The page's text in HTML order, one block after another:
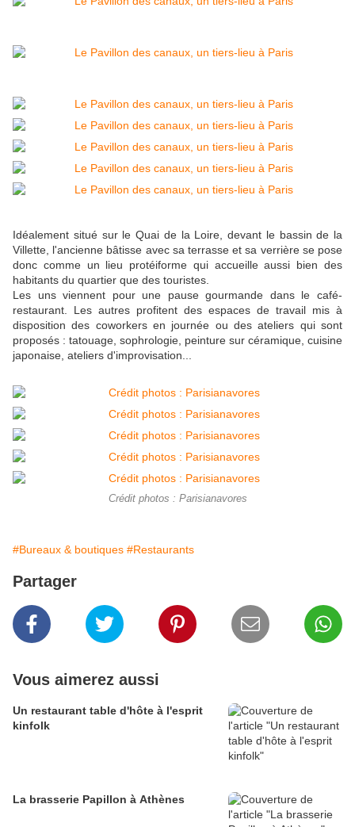
Idéalement situé sur le Quai de la Loire, devant le bassin de la
Villette, l'ancienne bâtisse avec sa terrasse et sa verrière se pose
donc comme un lieu protéiforme qui accueille aussi bien des
habitants du quartier que des touristes.
Les uns viennent pour une pause gourmande dans le café-
restaurant. Les autres profitent des espaces de travail mis à
disposition des coworkers en journée ou des ateliers qui sont
proposés : tatouage, sophrologie, peinture sur céramique, cuisine
japonaise, ateliers d'improvisation...
Crédit photos : Parisianavores
#Bureaux & boutiques #Restaurants
Partager
Vous aimerez aussi
Un restaurant table d'hôte à l'esprit
kinfolk
La brasserie Papillon à Athènes